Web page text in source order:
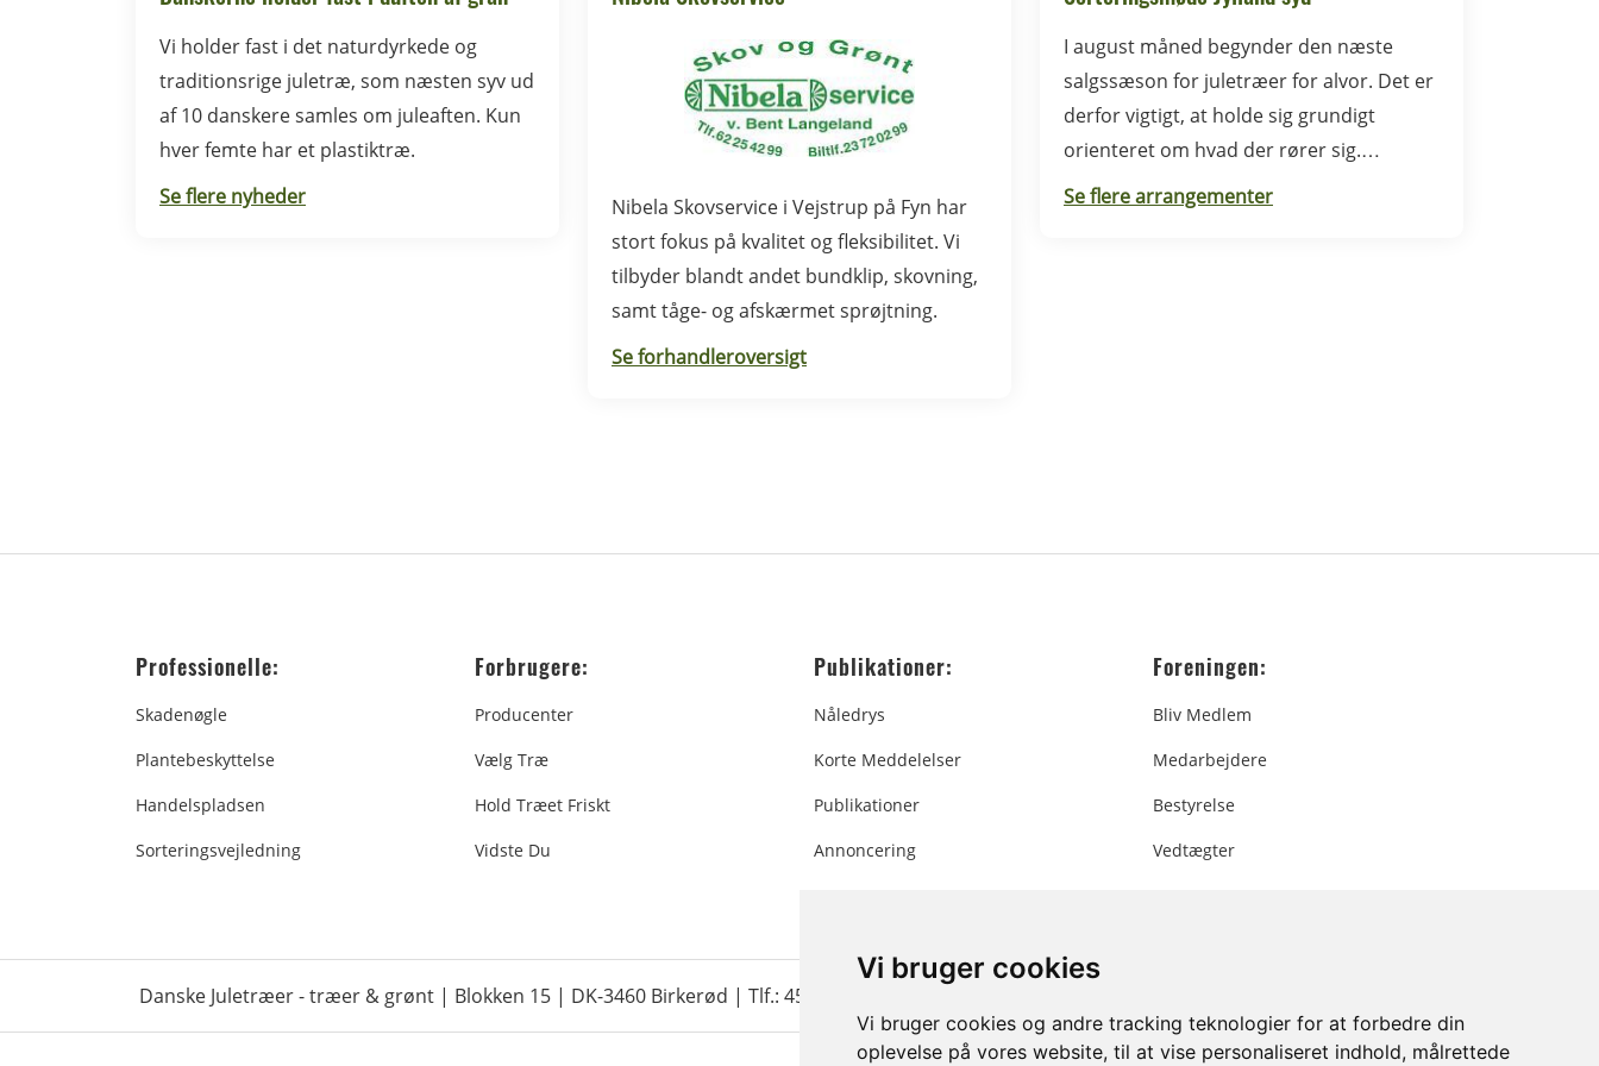
Vi bruger cookies
Vi bruger cookies og andre tracking teknologier for at forbedre din
oplevelse på vores website, til at vise personaliseret indhold, målrettede
Vi holder fast i det naturdyrkede og
traditionsrige juletræ, som næsten syv ud
af 10 danskere samles om juleaften. Kun
hver femte har et plastiktræ.
Se flere nyheder
Nibela Skovservice i Vejstrup på Fyn har
stort fokus på kvalitet og fleksibilitet. Vi
tilbyder blandt andet bundklip, skovning,
samt tåge- og afskærmet sprøjtning.
Se forhandleroversigt
I august måned begynder den næste
salgssæson for juletræer for alvor. Det er
derfor vigtigt, at holde sig grundigt
orienteret om hvad der rører sig.
Sorteringsmødet i Syddanmark foregår i
Se flere arrangementer
Professionelle:
Skadenøgle
Plantebeskyttelse
Handelspladsen
Sorteringsvejledning
Forbrugere:
Producenter
Vælg Træ
Hold Træet Friskt
Vidste Du
Publikationer:
Nåledrys
Korte Meddelelser
Publikationer
Annoncering
Foreningen:
Bliv Medlem
Medarbejdere
Bestyrelse
Vedtægter
Danske Juletræer - træer & grønt | Blokken 15 | DK-3460 Birkerød | Tlf.: 45 35 24 12